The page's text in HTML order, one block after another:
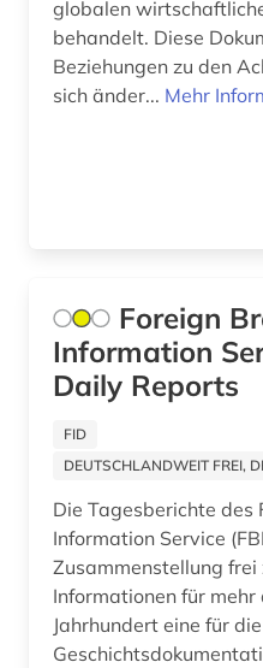
Mittelamerika (2)
Montenegro (1)
Niedersachsen (1)
Nordamerika (2)
Norwegen (2)
Oesterreich (3)
Ostasien (4)
globalen
behandelt. Diese
Beziehungen zu den
sich änder... Mehr
Foreign
Information
Daily Reports
FID
DEUTSCHLANDWEIT FREI,
Die Tagesberichte des
Information Service
Zusammenstellung
Informationen für mehr
Jahrhundert eine für